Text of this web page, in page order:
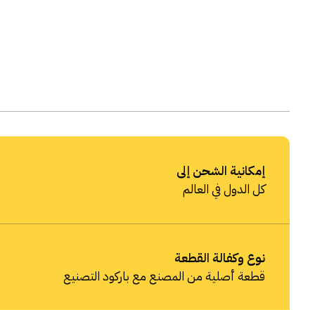
إمكانية الشحن إلى
كل الدول في العالم
نوع وكفالة القطعة
قطعة أصلية من المصنع مع باركود التصنيع